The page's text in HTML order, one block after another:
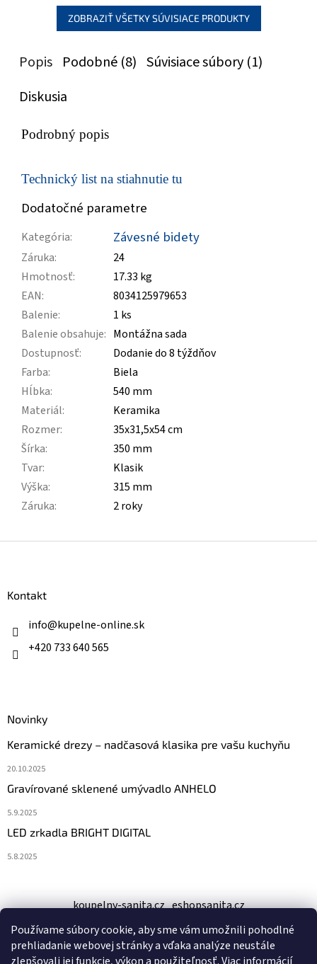
Používame súbory cookie, aby sme vám umožnili pohodlné
prehliadanie webovej stránky a vďaka analýze neustále
ZOBRAZIŤ VŠETKY SÚVISIACE PRODUKTY
Popis Podobné (8) Súvisiace súbory (1)
Diskusia
Podrobný popis
Technický list na stiahnutie tu
Dodatočné parametre
Kategória: Závesné bidety
Záruka:
24
Hmotnosť:
17.33 kg
EAN:
8034125979653
Balenie:
1 ks
Balenie obsahuje: Montážna sada
Dostupnosť:
Dodanie do 8 týždňov
Farba:
Biela
Hĺbka:
540 mm
Materiál:
Keramika
Rozmer:
35x31,5x54 cm
Šírka:
350 mm
Tvar:
Klasik
Výška:
315 mm
Záruka: 2 roky
Kontakt
info@kupelne-online.sk
+420 733 640 565
Novinky
Keramické drezy – nadčasová klasika pre vašu kuchyňu
20.10.2025
Gravírované sklenené umývadlo ANHELO
5.9.2025
LED zrkadla BRIGHT DIGITAL
5.8.2025
koupelny-sanita.cz eshopsanita.cz